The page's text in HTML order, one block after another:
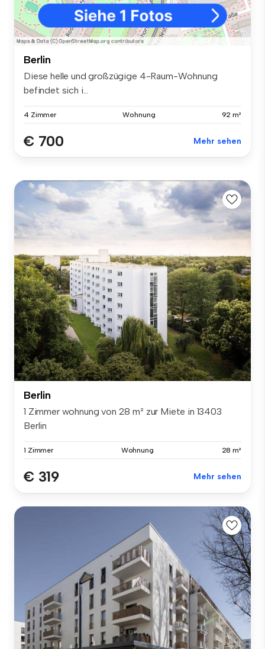
Berlin
Diese helle und großzügige 4-Raum-Wohnung
befindet sich i...
4 Zimmer Wohnung 92 m²
€ 700 Mehr sehen
Berlin
1 Zimmer wohnung von 28 m² zur Miete in 13403
Berlin
1 Zimmer Wohnung 28 m²
€ 319 Mehr sehen